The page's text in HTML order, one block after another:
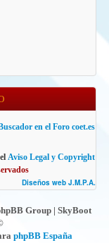
en el Foro coet.es
Aviso Legal y Copyright
Diseños web J.M.P.A.
Group | SkyBoot
phpBB España